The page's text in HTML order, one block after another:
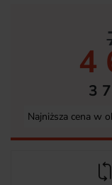
4
3
Najniższa cena w